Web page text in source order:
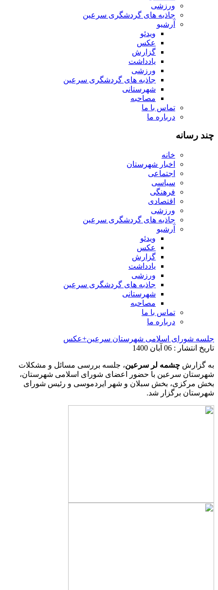
ورزشی
جاذبه های گردشگری سرعین
آرشیو
ویدئو
عکس
گزارش
یادداشت
ورزشی
جاذبه های گردشگری سرعین
شهرستانی
مصاحبه
تماس با ما
درباره ما
چند رسانه
خانه
اخبار شهرستان
اجتماعی
سیاسی
فرهنگی
اقتصادی
ورزشی
جاذبه های گردشگری سرعین
آرشیو
ویدئو
عکس
گزارش
یادداشت
ورزشی
جاذبه های گردشگری سرعین
شهرستانی
مصاحبه
تماس با ما
درباره ما
جلسه شورای اسلامی شهرستان سرعین+عکس
تاریخ انتشار : 06 آبان 1400
به گزارش چشمه لر سرعین، جلسه بررسی مسائل و مشکلات
شهرستان سرعین با حضور اعضای شورای اسلامی شهرستان،
بخش مرکزی، بخش سبلان و شهر ایردموسی و رئیس شورای
شهرستان برگزار شد.